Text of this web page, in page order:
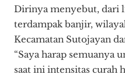
Dirinya menyebut, dari
terdampak banjir,
Kecamatan Sutojayan
“Saya harap semuanya
saat ini intensitas curah